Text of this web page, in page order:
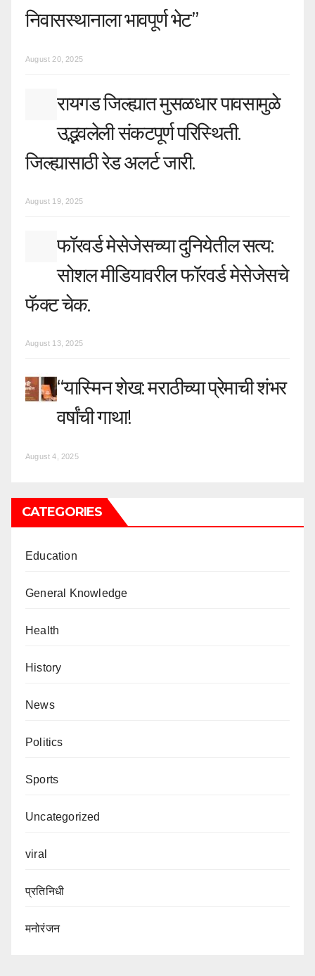
निवासस्थानाला भावपूर्ण भेट”
August 20, 2025
रायगड जिल्ह्यात मुसळधार पावसामुळे
उद्भवलेली संकटपूर्ण परिस्थिती.
जिल्ह्यासाठी रेड अलर्ट जारी.
August 19, 2025
फॉरवर्ड मेसेजेसच्या दुनियेतील सत्य:
सोशल मीडियावरील फॉरवर्ड मेसेजेसचे
फॅक्ट चेक.
August 13, 2025
“यास्मिन शेख: मराठीच्या प्रेमाची शंभर
वर्षांची गाथा!
August 4, 2025
CATEGORIES
Education
General Knowledge
Health
History
News
Politics
Sports
Uncategorized
viral
प्रतिनिधी
मनोरंजन